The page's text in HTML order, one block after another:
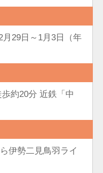
29日～1月3日（年
約20分 近鉄「中
伊勢二見鳥羽ライ